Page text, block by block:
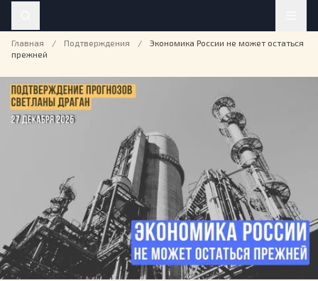
Главная / Подтверждения /
Экономика России не может остаться
прежней